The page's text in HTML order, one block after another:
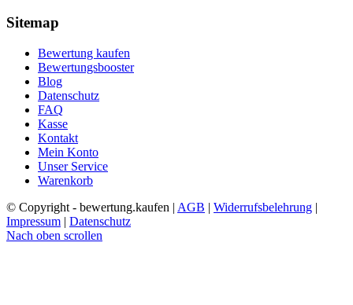
Sitemap
Bewertung kaufen
Bewertungsbooster
Blog
Datenschutz
FAQ
Kasse
Kontakt
Mein Konto
Unser Service
Warenkorb
© Copyright - bewertung.kaufen | AGB | Widerrufsbelehrung |
Impressum | Datenschutz
Nach oben scrollen